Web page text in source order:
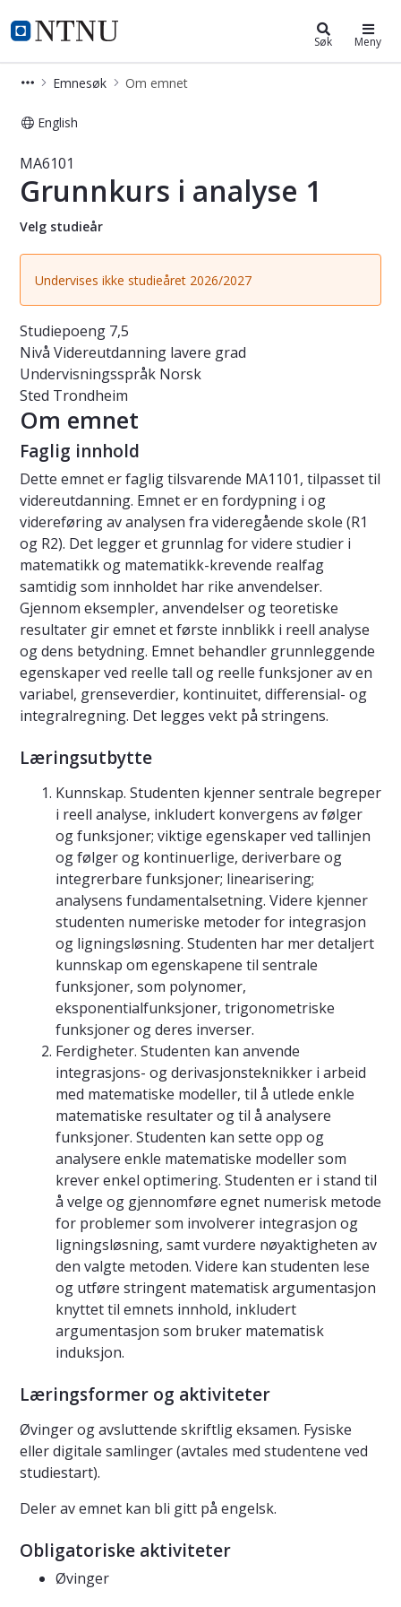
NTNU Hjemmeside
Studier Søk Meny
Emnesøk Om emnet
English
Emne - Grunnkurs i analyse 1 -
MA6101
Grunnkurs i analyse 1
Velg studieår
Undervises ikke studieåret 2026/2027
Studiepoeng 7,5
Nivå Videreutdanning lavere grad
Undervisningsspråk Norsk
Sted Trondheim
Om emnet
Faglig innhold
Dette emnet er faglig tilsvarende MA1101, tilpasset til
videreutdanning. Emnet er en fordypning i og
videreføring av analysen fra videregående skole (R1
og R2). Det legger et grunnlag for videre studier i
matematikk og matematikk-krevende realfag
samtidig som innholdet har rike anvendelser.
Gjennom eksempler, anvendelser og teoretiske
resultater gir emnet et første innblikk i reell analyse
og dens betydning. Emnet behandler grunnleggende
egenskaper ved reelle tall og reelle funksjoner av en
variabel, grenseverdier, kontinuitet, differensial- og
integralregning. Det legges vekt på stringens.
Læringsutbytte
Kunnskap. Studenten kjenner sentrale begreper
i reell analyse, inkludert konvergens av følger
og funksjoner; viktige egenskaper ved tallinjen
og følger og kontinuerlige, deriverbare og
integrerbare funksjoner; linearisering;
analysens fundamentalsetning. Videre kjenner
studenten numeriske metoder for integrasjon
og ligningsløsning. Studenten har mer detaljert
kunnskap om egenskapene til sentrale
funksjoner, som polynomer,
eksponentialfunksjoner, trigonometriske
funksjoner og deres inverser.
Ferdigheter. Studenten kan anvende
integrasjons- og derivasjonsteknikker i arbeid
med matematiske modeller, til å utlede enkle
matematiske resultater og til å analysere
funksjoner. Studenten kan sette opp og
analysere enkle matematiske modeller som
krever enkel optimering. Studenten er i stand til
å velge og gjennomføre egnet numerisk metode
for problemer som involverer integrasjon og
ligningsløsning, samt vurdere nøyaktigheten av
den valgte metoden. Videre kan studenten lese
og utføre stringent matematisk argumentasjon
knyttet til emnets innhold, inkludert
argumentasjon som bruker matematisk
induksjon.
Læringsformer og aktiviteter
Øvinger og avsluttende skriftlig eksamen. Fysiske
eller digitale samlinger (avtales med studentene ved
studiestart).
Deler av emnet kan bli gitt på engelsk.
Obligatoriske aktiviteter
Øvinger